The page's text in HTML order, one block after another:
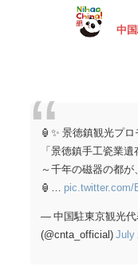
中国
🏮✨ 景徳鎮観光プ
「景徳鎮手工瓷業
～千年の磁器の都が
🏮… pic.twitter.com/
— 中国駐東京観光代
(@cnta_official) July